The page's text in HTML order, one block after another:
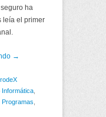
ha
leía el primer
→
Informática
Programas